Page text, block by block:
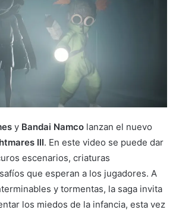
y Bandai Namco lanzan el nuevo
III. En este video se puede dar
escenarios, criaturas
que esperan a los jugadores. A
y tormentas, la saga invita
los miedos de la infancia, esta vez